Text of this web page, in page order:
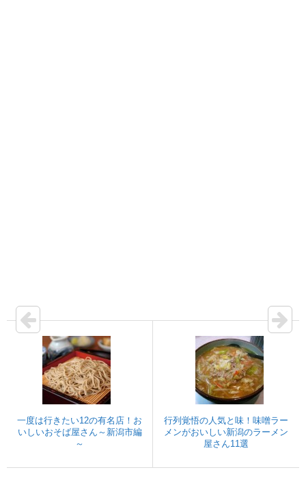
一度は行きたい12の有名店！お
いしいおそば屋さん～新潟市編
～
行列覚悟の人気と味！味噌ラー
メンがおいしい新潟のラーメン
屋さん11選